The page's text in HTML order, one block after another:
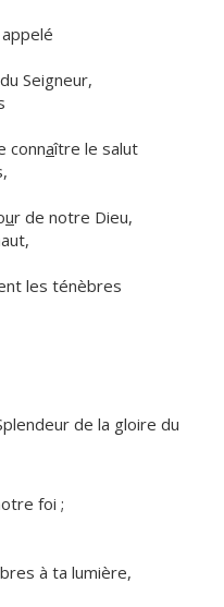
Seigneur,
connaître le salut
ur de notre Dieu,
les ténèbres
de la gloire du
foi ;
à ta lumière,